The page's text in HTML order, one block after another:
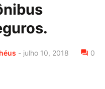
- julho 10, 2018 0